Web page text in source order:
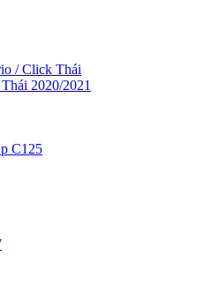
/ Click Thái
2020/2021
C125